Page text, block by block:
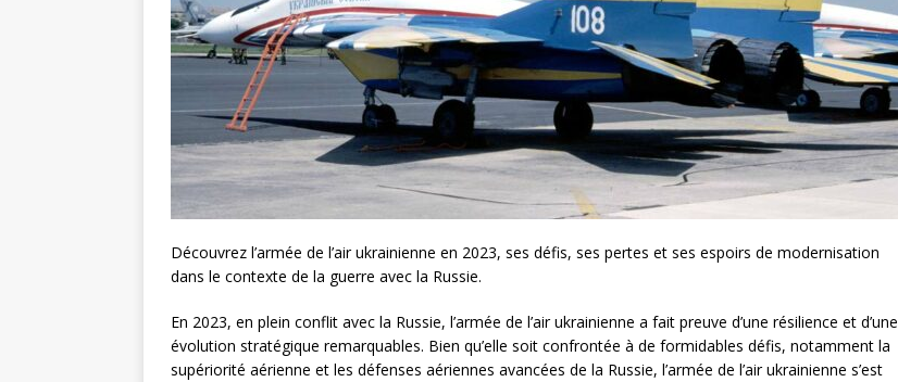
Découvrez l’armée de l’air ukrainienne en 2023, ses défis, ses pertes et ses espoirs de modernisation
dans le contexte de la guerre avec la Russie.
En 2023, en plein conflit avec la Russie, l’armée de l’air ukrainienne a fait preuve d’une résilience et d’une
évolution stratégique remarquables. Bien qu’elle soit confrontée à de formidables défis, notamment la
supériorité aérienne et les défenses aériennes avancées de la Russie, l’armée de l’air ukrainienne s’est